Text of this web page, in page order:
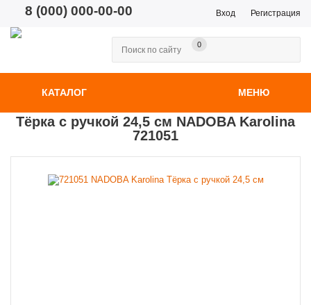
8 (000) 000-00-00 Вход Регистрация
КАТАЛОГ МЕНЮ
0
Тёрка с ручкой 24,5 см NADOBA Karolina
721051